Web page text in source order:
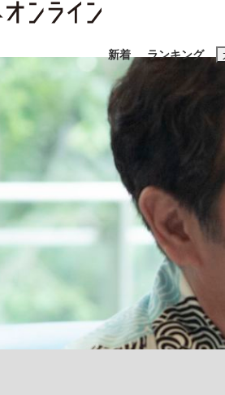
新着 ランキング
スクープ
「90%は失敗する。でも…」本田圭佑
終戦から81年
おすすめ
#藤田晋
#玉木雄一郎